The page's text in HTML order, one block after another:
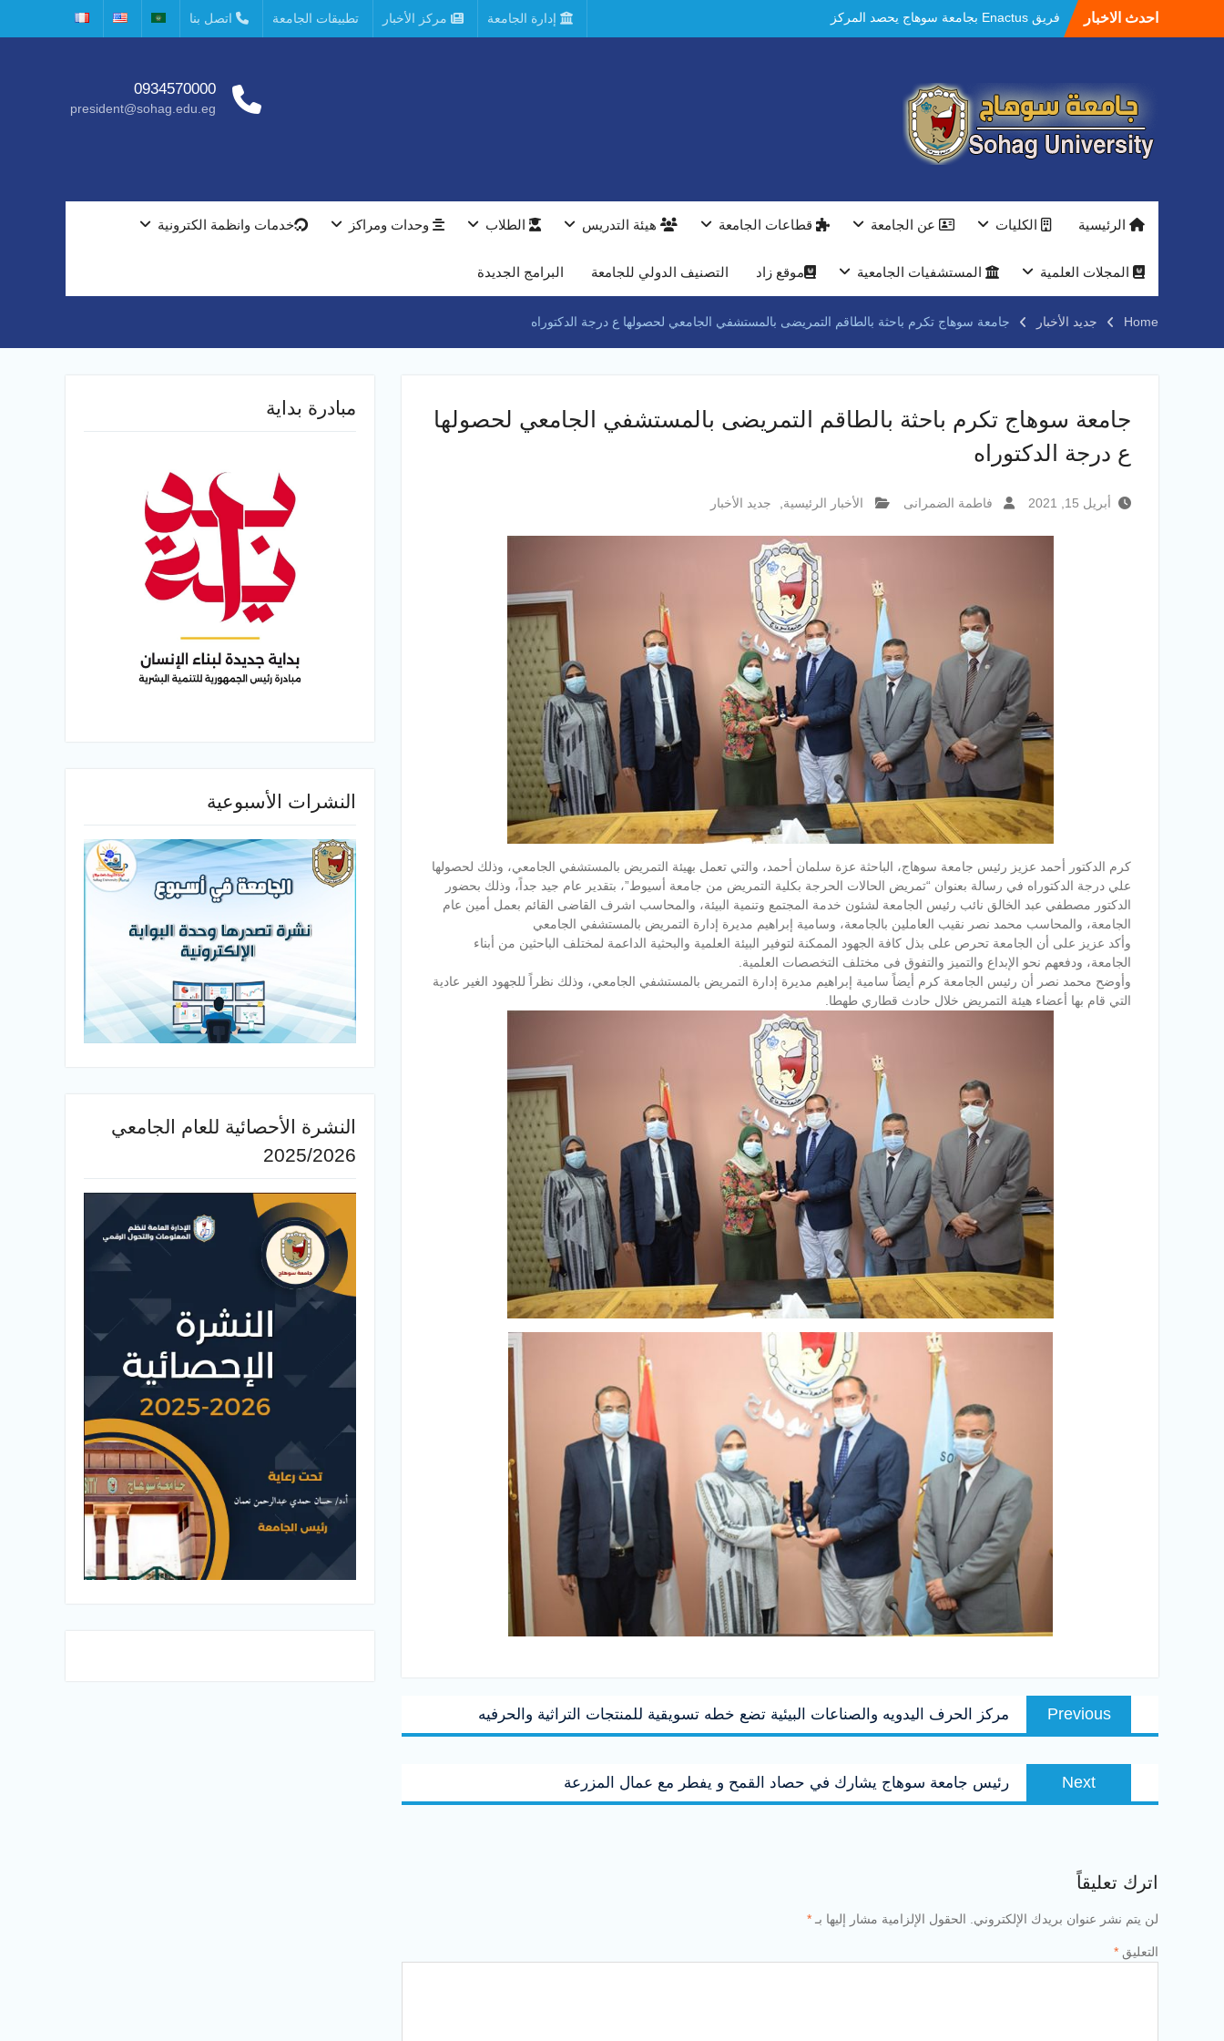
احدث الاخبار
فريق Enactus بجامعة سوهاج يحصد المركز
الاول في الابتكار وتمكين المراة والمركز الثاني
مستشفيات سوهاج الجامعية تحقق إنجازًا طبيًا
جديدًا و تنجح في علاج 3 حالات أكالازيا بتقنية
POEM دون جراحة .
النعماني يلتقي بمدير امن سوهاج الجديد لتقديم
بمعرض الاكاديمية العسكريه علي هامش
النعماني والمدير التنفيذي لشركة وادي النيل
جامعة سوهاج تفتح أبوابها لطلاب الثانوية العامة
إدارة الجامعة مركز الأخبار تطبيقات الجامعة اتصل بنا
0934570000
president@sohag.edu.eg
الرئيسية الكليات عن الجامعة قطاعات الجامعة هيئة التدريس الطلاب وحدات ومراكز خدمات وانظمة الكترونية
المجلات العلمية المستشفيات الجامعية موقع زاد التصنيف الدولي للجامعة البرامج الجديدة
Home جديد الأخبار جامعة سوهاج تكرم باحثة بالطاقم التمريضى بالمستشفي الجامعي لحصولها ع درجة الدكتوراه
جامعة سوهاج تكرم باحثة بالطاقم التمريضى بالمستشفي الجامعي لحصولها
ع درجة الدكتوراه
أبريل 15, 2021 فاطمة الضمرانى الأخبار الرئيسية جديد الأخبار
كرم الدكتور أحمد عزيز رئيس جامعة سوهاج، الباحثة عزة سلمان أحمد، والتي تعمل بهيئة التمريض بالمستشفي الجامعي، وذلك لحصولها
علي درجة الدكتوراه في رسالة بعنوان “تمريض الحالات الحرجة بكلية التمريض من جامعة أسيوط”، بتقدير عام جيد جداً، وذلك بحضور
الدكتور مصطفي عبد الخالق نائب رئيس الجامعة لشئون خدمة المجتمع وتنمية البيئة، والمحاسب اشرف القاضى القائم بعمل أمين عام
الجامعة، والمحاسب محمد نصر نقيب العاملين بالجامعة، وسامية إبراهيم مديرة إدارة التمريض بالمستشفي الجامعي
وأكد عزيز على أن الجامعة تحرص على بذل كافة الجهود الممكنة لتوفير البيئة العلمية والبحثية الداعمة لمختلف الباحثين من أبناء
الجامعة، ودفعهم نحو الإبداع والتميز والتفوق فى مختلف التخصصات العلمية.
وأوضح محمد نصر أن رئيس الجامعة كرم أيضاً سامية إبراهيم مديرة إدارة التمريض بالمستشفي الجامعي، وذلك نظراً للجهود الغير عادية
التي قام بها أعضاء هيئة التمريض خلال حادث قطاري طهطا.
تصفّح
المقالاتPrevious
Previous
post:
مركز الحرف اليدويه والصناعات البيئية تضع خطه تسويقية للمنتجات التراثية والحرفيه
Next
post:
رئيس جامعة سوهاج يشارك في حصاد القمح و يفطر مع عمال المزرعة
اترك تعليقاً
لن يتم نشر عنوان بريدك الإلكتروني. الحقول الإلزامية مشار إليها بـ *
التعليق *
مبادرة بداية
النشرات الأسبوعية
النشرة الأحصائية للعام الجامعي
2025/2026